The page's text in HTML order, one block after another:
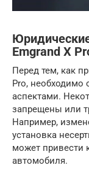
Emgrand X
Перед тем, как
Pro, необходимо
аспектами.
запрещены или
Например,
установка
может привести
автомобиля.